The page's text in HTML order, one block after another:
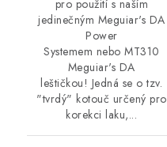
pro použití s naším
jedinečným Meguiar's DA
Power
Systemem nebo MT310
Meguiar's DA
leštičkou! Jedná se o tzv.
"tvrdý" kotouč určený pro
korekci laku,...